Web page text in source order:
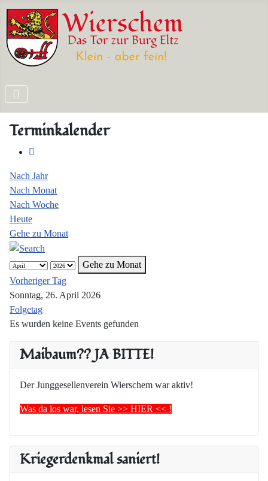
Maibaum?? JA BITTE!
Der Junggesellenverein Wierschem war aktiv!
Was da los war, lesen Sie >> HIER << !
Kriegerdenkmal saniert!
Terminkalender
Nach Jahr
Nach Monat
Nach Woche
Heute
Gehe zu Monat
Gehe zu Monat
Vorheriger Tag
Sonntag, 26. April 2026
Folgetag
Es wurden keine Events gefunden